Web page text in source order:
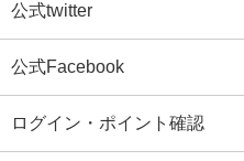
公式twitter
公式Facebook
ログイン・ポイント確認